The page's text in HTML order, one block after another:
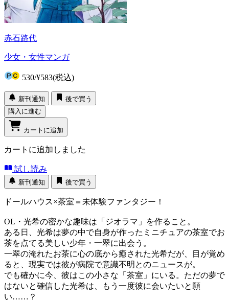
赤石路代
少女・女性マンガ
530/¥583(税込)
新刊通知
後で買う
購入に進む
カートに追加
カートに追加しました
試し読み
新刊通知 後で買う
ドールハウス×茶室＝未体験ファンタジー！
OL・光希の密かな趣味は「ジオラマ」を作ること。
ある日、光希は夢の中で自身が作ったミニチュアの茶室でお
茶を点てる美しい少年・一翠に出会う。
一翠の淹れたお茶に心の底から癒された光希だが、目が覚め
ると、現実では彼が病院で意識不明とのニュースが。
でも確かに今、彼はこの小さな「茶室」にいる。ただの夢で
はないと確信した光希は、もう一度彼に会いたいと願
い……？